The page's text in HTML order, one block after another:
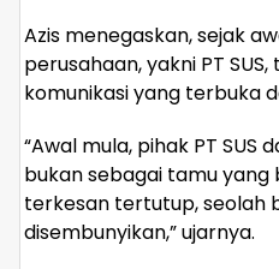
Azis menegaskan, sejak
perusahaan, yakni PT
komunikasi yang terbuka
“Awal mula, pihak PT
bukan sebagai tamu yang
terkesan tertutup, seolah
disembunyikan,” ujarnya.